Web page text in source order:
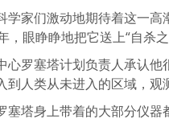
学家们激动地期待着这一
眼睁睁地把它送上“自杀之
心罗塞塔计划负责人承认
人类从未进入的区域，观
塞塔身上带着的大部分仪